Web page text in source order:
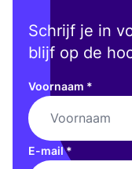
Schrijf je in
blijf op de
Voornaam *
E-mail*